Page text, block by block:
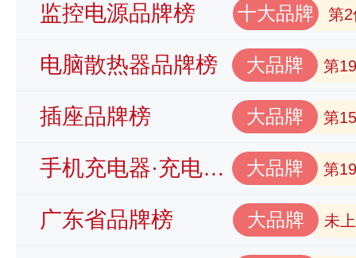
监控电源品牌榜 十大品牌 第2
电脑散热器品牌榜 大品牌 第
插座品牌榜 大品牌 第
手机充电器·充电器品牌榜 大品牌 第
广东省品牌榜 大品牌 未